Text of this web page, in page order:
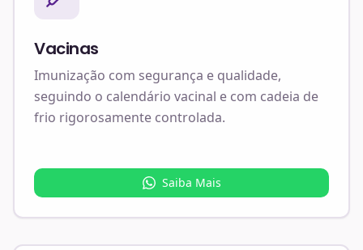
Vacinas
Imunização com segurança e qualidade,
seguindo o calendário vacinal e com cadeia de
frio rigorosamente controlada.
Saiba Mais